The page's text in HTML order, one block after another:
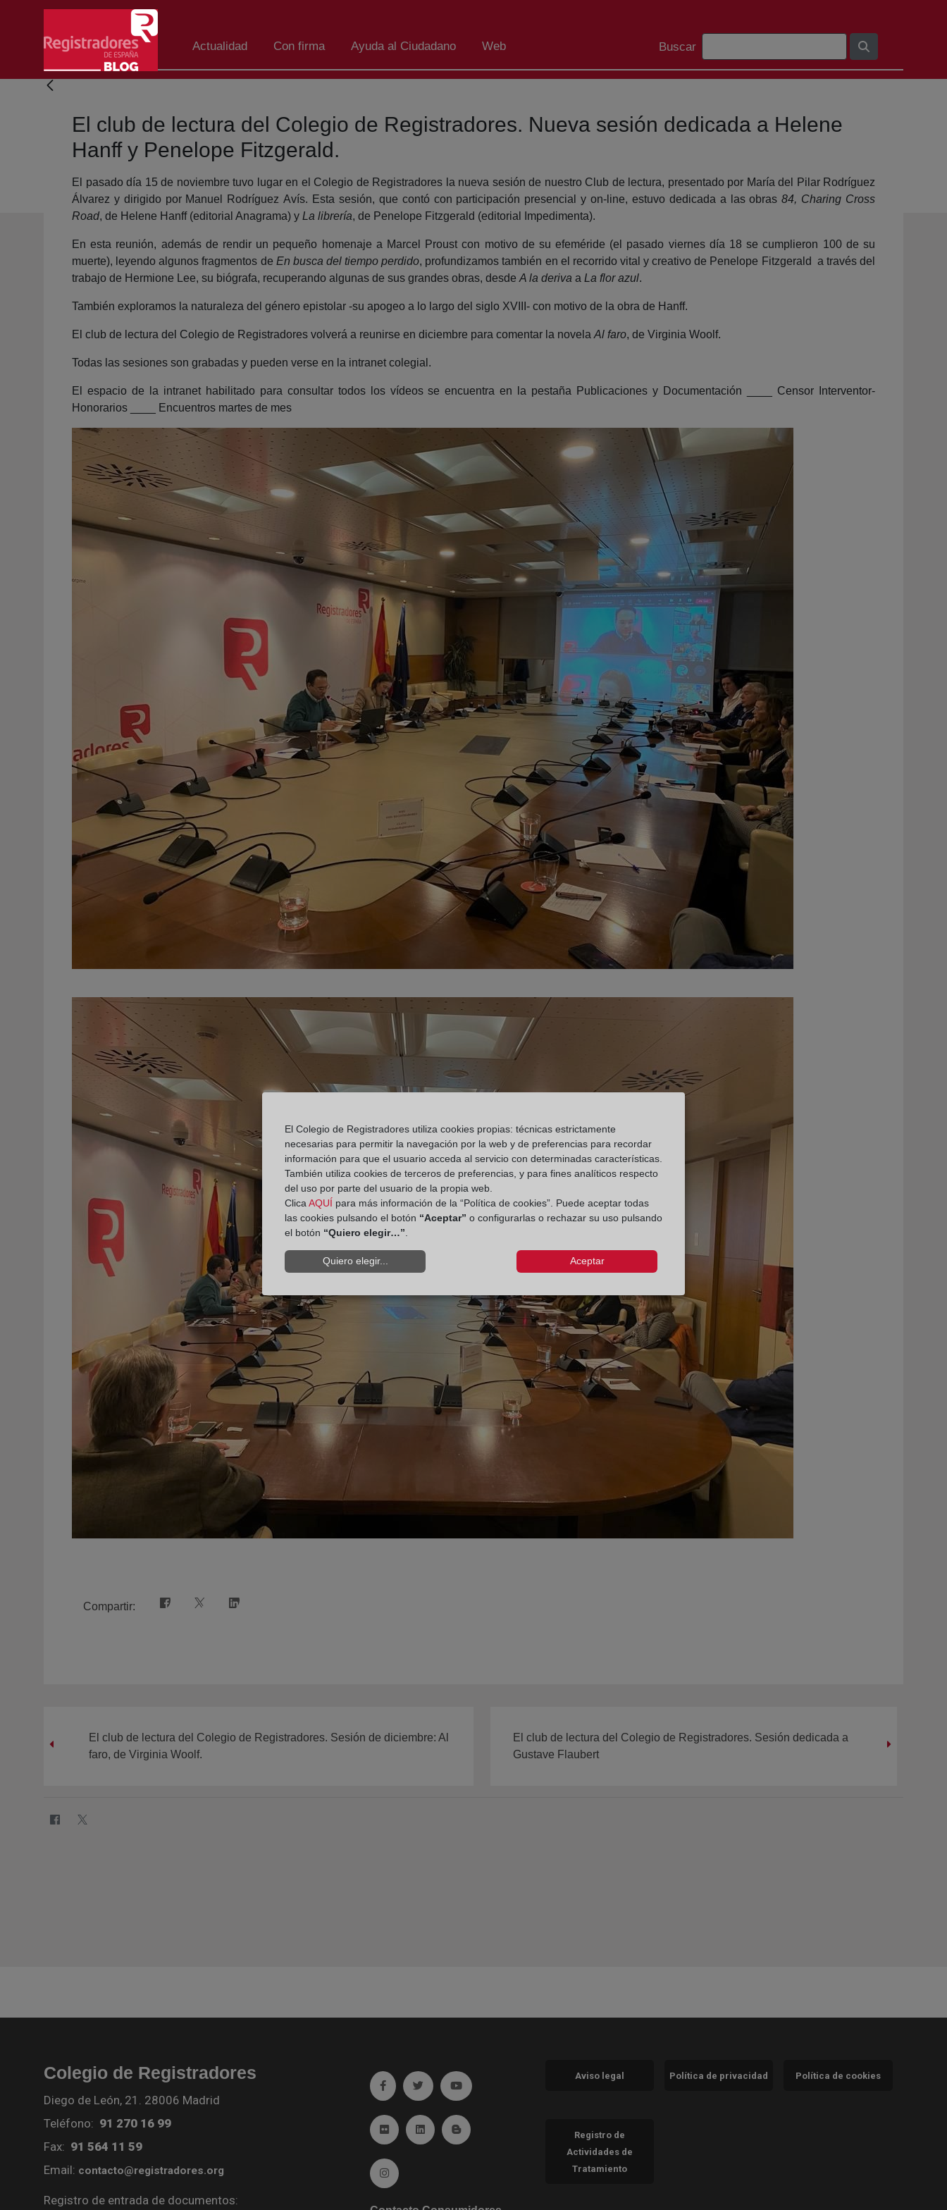
Saltar al contenido principal
Actualidad Con firma Ayuda al Ciudadano Web
Barra de búsqueda
Buscar
El club de lectura del Colegio de Registradores. Nueva sesión dedicada a Helene
Hanff y Penelope Fitzgerald.
El pasado día 15 de noviembre tuvo lugar en el Colegio de Registradores la nueva sesión de nuestro Club de lectura, presentado por María del Pilar Rodríguez
Álvarez y dirigido por Manuel Rodríguez Avís. Esta sesión, que contó con participación presencial y on-line, estuvo dedicada a las obras84, Charing Cross
Road, de Helene Hanff (editorial Anagrama) y La librería, de Penelope Fitzgerald (editorial Impedimenta).
En esta reunión, además de rendir un pequeño homenaje a Marcel Proust con motivo de su efeméride (el pasado viernes día 18 se cumplieron 100 de su
muerte), leyendo algunos fragmentos de En busca del tiempo perdido, profundizamos también en el recorrido vital y creativo de Penelope Fitzgerald a través del
trabajo de Hermione Lee, su biógrafa, recuperando algunas de sus grandes obras, desde A la deriva a La flor azul.
También exploramos la naturaleza del género epistolar -su apogeo a lo largo del siglo XVIII- con motivo de la obra de Hanff.
El club de lectura del Colegio de Registradores volverá a reunirse en diciembre para comentar la novela Al faro, de Virginia Woolf.
Todas las sesiones son grabadas y pueden verse en la intranet colegial.
El espacio de la intranet habilitado para consultar todos los vídeos se encuentra en la pestaña Publicaciones y Documentación ____ Censor Interventor-
Honorarios ____ Encuentros martes de mes
Compartir:
El club de lectura del Colegio de Registradores. Sesión de diciembre: Al
faro, de Virginia Woolf.
El club de lectura del Colegio de Registradores. Sesión dedicada a
Gustave Flaubert
Colegio de Registradores
Diego de León, 21. 28006 Madrid
Teléfono: 91 270 16 99
Fax: 91 564 11 59
Email: contacto@registradores.org
Registro de entrada de documentos:
Ir a facebook (abre en ventana nueva)
Ir a twitter (abre en ventana nueva)
Ir a YouTube (abre en ventana nueva)
Ir a Flickr (abre en ventana nueva)
Ir a Linkedin (abre en ventana nueva)
Ir al Blog (abre en ventana nueva)
Ir a Instagram (abre en ventana nueva)
Aviso legal Política de privacidad Política de cookies
Registro de
Actividades de
Tratamiento
El Colegio de Registradores utiliza cookies propias: técnicas estrictamente
necesarias para permitir la navegación por la web y de preferencias para recordar
información para que el usuario acceda al servicio con determinadas características.
También utiliza cookies de terceros de preferencias, y para fines analíticos respecto
del uso por parte del usuario de la propia web.
Clica AQUÍ para más información de la “Política de cookies”. Puede aceptar todas
las cookies pulsando el botón “Aceptar” o configurarlas o rechazar su uso pulsando
el botón “Quiero elegir…”
Quiero elegir... Aceptar